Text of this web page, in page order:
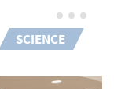
SCIENCE